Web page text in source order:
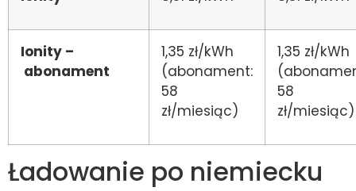
Ionity –
abonament
1,35 zł/kWh
(abonament:
58
zł/miesiąc)
1,35 zł/kWh
58
zł/miesiąc)
Ładowanie po niemiecku